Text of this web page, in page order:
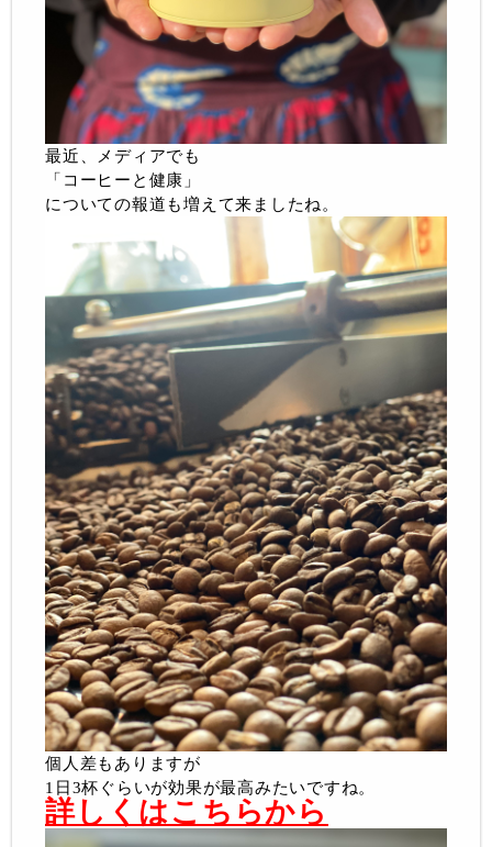
最近、メディアでも
「コーヒーと健康」
についての報道も増えて来ましたね。
個人差もありますが
1日3杯ぐらいが効果が最高みたいですね。
詳しくはこちらから